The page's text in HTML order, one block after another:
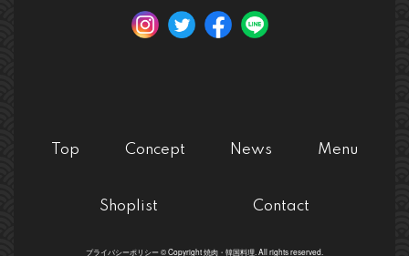
Top Concept News Menu
Shoplist Contact
プライバシーポリシー © Copyright 焼肉・韓国料理. All rights reserved.